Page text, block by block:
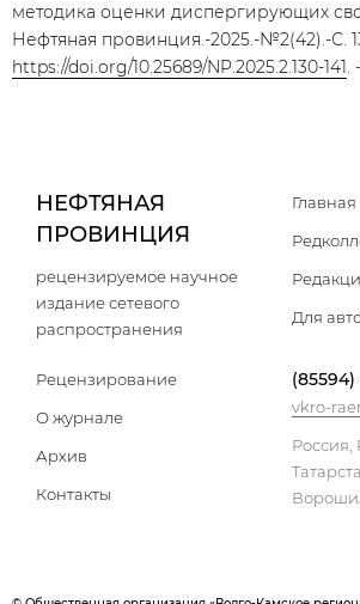
методика оценки диспергирующих
Нефтяная провинция.-2025.-№2(42).-С.
https://doi.org/10.25689/NP.2025.2.130-141.
НЕФТЯНАЯ
ПРОВИНЦИЯ
рецензируемое научное
издание сетевого
распространения
Главная
Для
Рецензирование
О журнале
Архив
Контакты
(85594)
vkro-
Россия,